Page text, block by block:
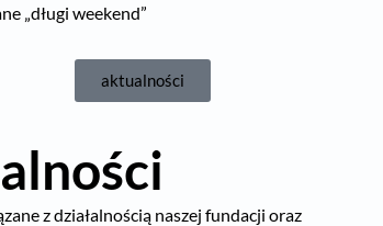
„długi weekend”
aktualności
z działalnością naszej fundacji oraz